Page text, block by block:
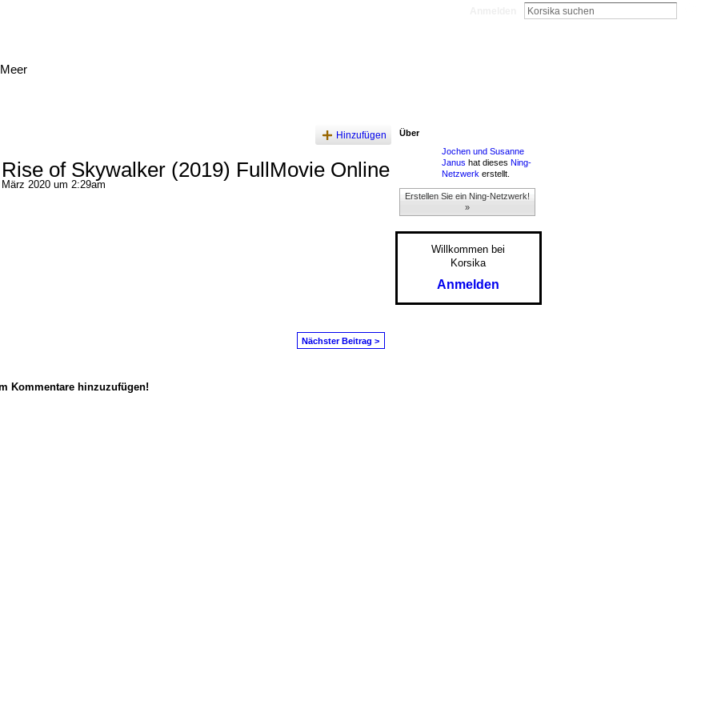
Hinzufügen
of Skywalker (2019) FullMovie Online
2020 um 2:29am
Nächster Beitrag >
Kommentare hinzuzufügen!
Über
Jochen und Susanne
Janus hat dieses Ning-
Netzwerk erstellt.
Erstellen Sie ein Ning-Netzwerk!
»
Willkommen bei
Korsika
Anmelden